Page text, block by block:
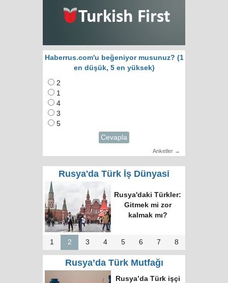
Haberrus.com'u beğeniyor musunuz? (1
en düşük, 5 en yüksek)
2
1
4
3
5
Cevapla
Anketler →
Rusya'da Türk İş Dünyasi
Rusya'daki Türkler:
Gitmek mi zor
kalmak mı?
1 2 3 4 5 6 7 8
Rusya’da Türk Mutfağı
Rusya’da Türk işçi